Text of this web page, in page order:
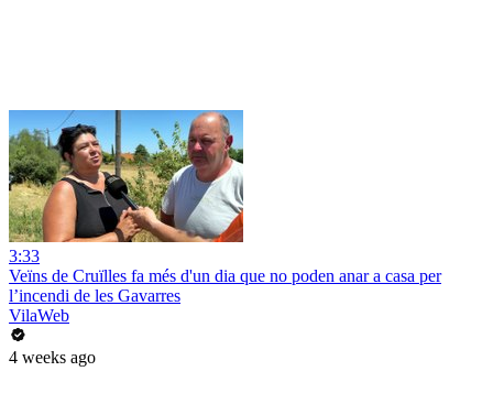
3:33
Veïns de Cruïlles fa més d'un dia que no poden anar a casa per
l’incendi de les Gavarres
VilaWeb
4 weeks ago